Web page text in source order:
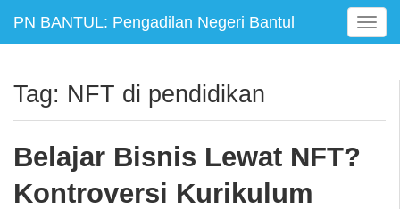
PN BANTUL: Pengadilan Negeri Bantul
T
o
e
Tag: NFT di pendidikan
Belajar Bisnis Lewat NFT?
Kontroversi Kurikulum